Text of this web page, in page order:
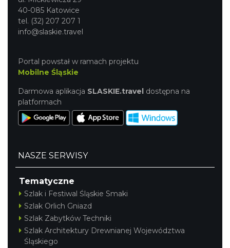
40-085 Katowice
tel. (32) 207 207 1
info@slaskie.travel
Portal powstał w ramach projektu
Mobilne Śląskie
Darmowa aplikacja SLASKIE.travel dostępna na
platformach
NASZE SERWISY
Tematyczne
Szlak i Festiwal Śląskie Smaki
Szlak Orlich Gniazd
Szlak Zabytków Techniki
Szlak Architektury Drewnianej Województwa
Śląskiego